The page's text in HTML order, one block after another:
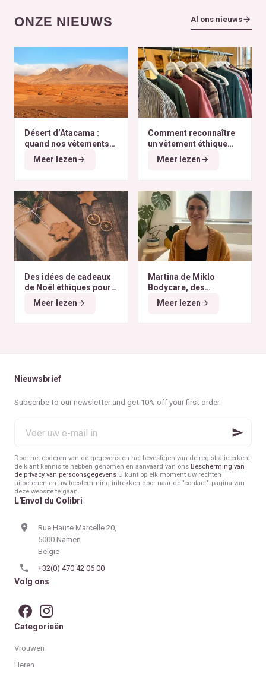
ONZE NIEUWS Al ons nieuws
Désert d’Atacama :
quand nos vêtements
finissent à l’autre bout
du monde
Meer lezen
Comment reconnaître
un vêtement éthique
selon nos critères ?
Meer lezen
Des idées de cadeaux
de Noël éthiques pour
tous les budgets
Meer lezen
Martina de Miklo
Bodycare, des
déodorants naturels et
zéro déchet
A la
Meer lezen
Nieuwsbrief
Subscribe to our newsletter and get 10% off your first order.
mail
in
Door het coderen van de gegevens en het bevestigen van de registratie erkent
de klant kennis te hebben genomen en aanvaard van ons Bescherming van
de privacy van persoonsgegevens U kunt op elk moment uw rechten
uitoefenen en uw toestemming intrekken door naar de "contact" -pagina van
deze website te gaan.
L'Envol du Colibri
Rue Haute Marcelle 20,
5000 Namen
België
+32(0) 470 42 06 00
Volg ons
Categorieën
Vrouwen
Heren